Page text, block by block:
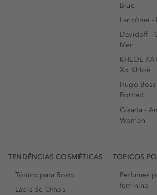
Blue
Lancôme -
Davidoff -
Men
KHLOÉ
Xo Khloè
Hugo
Bottled
Gisada -
Women
TENDÊNCIAS COSMÉTICAS
Tónico para Rosto
Lápis de Olhos
TÓPICOS
Perfumes
feminino